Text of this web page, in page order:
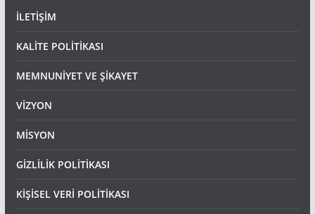
İLETİŞİM
KALİTE POLİTİKASI
MEMNUNİYET VE ŞİKAYET
VİZYON
MİSYON
GİZLİLİK POLİTİKASI
KİŞİSEL VERİ POLİTİKASI